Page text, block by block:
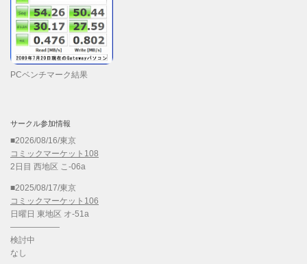
PCベンチマーク結果
サークル参加情報
■2026/08/16/東京
コミックマーケット108
2日目 西地区 こ-06a
■2025/08/17/東京
コミックマーケット106
日曜日 東地区 オ-51a
——————
検討中
なし